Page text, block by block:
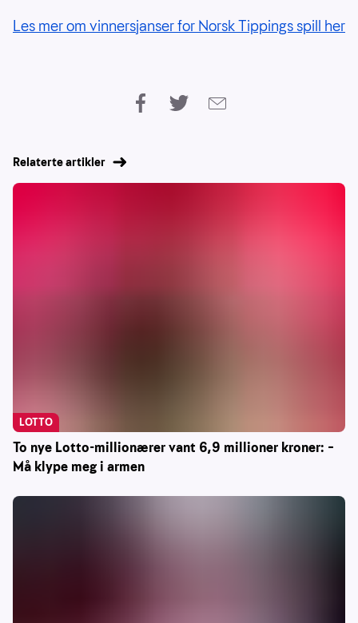
Les mer om vinnersjanser for Norsk Tippings spill her
Relaterte artikler
To nye Lotto-millionærer vant 6,9 millioner kroner: –
Må klype meg i armen
LOTTO